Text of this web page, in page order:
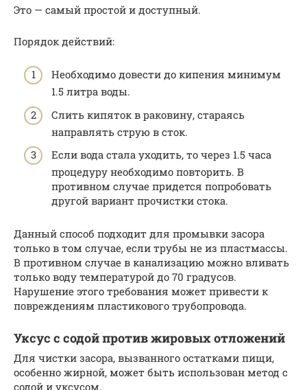
Это — самый простой и доступный.
Порядок действий:
Необходимо довести до кипения минимум
1.5 литра воды.
Слить кипяток в раковину, стараясь
направлять струю в сток.
Если вода стала уходить, то через 1.5 часа
процедуру необходимо повторить. В
противном случае придется попробовать
другой вариант прочистки стока.
Данный способ подходит для промывки засора
только в том случае, если трубы не из пластмассы.
В противном случае в канализацию можно вливать
только воду температурой до 70 градусов.
Нарушение этого требования может привести к
повреждениям пластикового трубопровода.
Уксус с содой против жировых отложений
Для чистки засора, вызванного остатками пищи,
особенно жирной, может быть использован метод с
содой и уксусом.